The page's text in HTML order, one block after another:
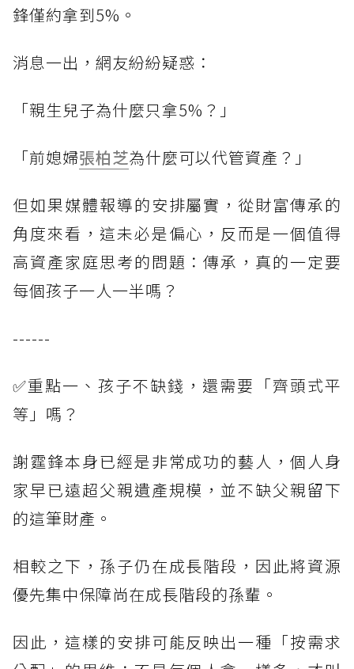
鋒僅約拿到5%。
消息一出，網友紛紛疑惑：
「親生兒子為什麼只拿5%？」
「前媳婦張柏芝為什麼可以代管資產？」
但如果媒體報導的安排屬實，從財富傳承的
角度來看，這未必是偏心，反而是一個值得
高資產家庭思考的問題：傳承，真的一定要
每個孩子一人一半嗎？
------
✅重點一、孩子不缺錢，還需要「齊頭式平
等」嗎？
謝霆鋒本身已經是非常成功的藝人，個人身
家早已遠超父親遺產規模，並不缺父親留下
的這筆財產。
相較之下，孫子仍在成長階段，因此將資源
優先集中保障尚在成長階段的孫輩。
因此，這樣的安排可能反映出一種「按需求